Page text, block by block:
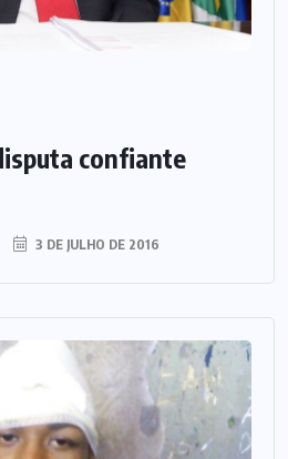
confiante
3 DE JULHO DE 2016